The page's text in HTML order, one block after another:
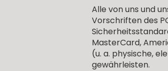
Alle von uns und
Vorschriften des
MasterCard,
(u. a. physische,
gewährleisten.